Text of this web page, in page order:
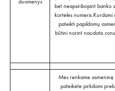
duomenys
bet neapsiribojant banko
kortelės
pateikti papildomų
būtini norint naudotis
Mes renkame
pateikėte pirkdami